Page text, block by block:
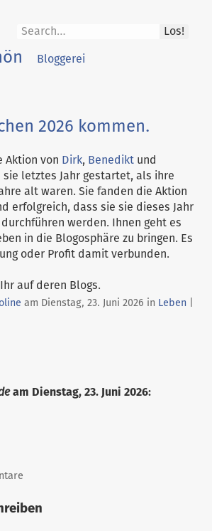
Los!
Bloggerei
2026 kommen.
Aktion von Dirk, Benedikt und
sie letztes Jahr gestartet, als ihre
alt waren. Sie fanden die Aktion
erfolgreich, dass sie sie dieses Jahr
werden. Ihnen geht es
in die Blogosphäre zu bringen. Es
oder Profit damit verbunden.
auf deren Blogs.
am Dienstag, 23. Juni 2026 in Kategorien:
Leben
am Dienstag, 23. Juni 2026: